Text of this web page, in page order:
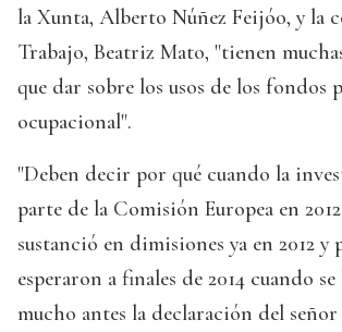
la Xunta, Alberto Núñez Feijóo, y la
Trabajo, Beatriz Mato, "tienen
que dar sobre los usos de los fondos
ocupacional".
"Deben decir por qué cuando la
parte de la Comisión Europea en
sustanció en dimisiones ya en 2012 y
esperaron a finales de 2014 cuando
mucho antes la declaración del